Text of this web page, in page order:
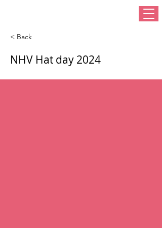
< Back
NHV Hat day 2024